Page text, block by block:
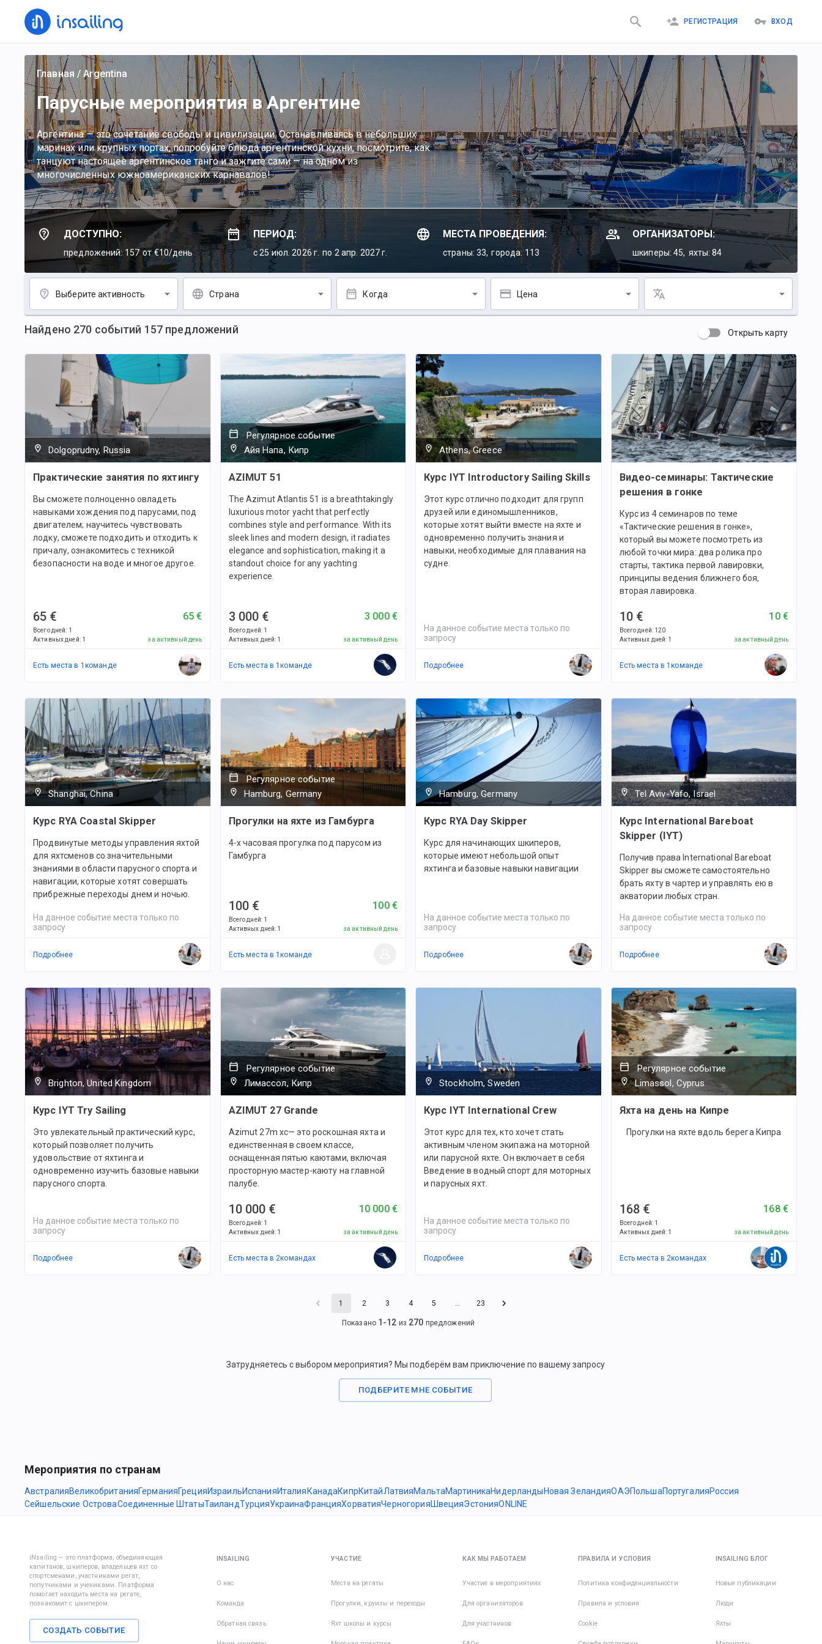
РЕГИСТРАЦИЯ ВХОД
Главная/Argentina
Парусные мероприятия в Аргентине
Аргентина — это сочетание свободы и цивилизации. Останавливаясь в небольших
маринах или крупных портах, попробуйте блюда аргентинской кухни, посмотрите, как
танцуют настоящее аргентинское танго и зажгите сами — на одном из
многочисленных южноамериканских карнавалов!
ДОСТУПНО:
предложений: 157 от €10/день
ПЕРИОД:
c 25 июл. 2026 г. по 2 апр. 2027 г.
МЕСТА ПРОВЕДЕНИЯ:
страны: 33, города: 113
ОРГАНИЗАТОРЫ:
шкиперы: 45, яхты: 84
Выберите активность Страна Когда Цена
Найдено 270 событий 157 предложений Открыть карту
Dolgoprudny, Russia
Практические занятия по яхтингу
Вы сможете полноценно овладеть
навыками хождения под парусами, под
двигателем; научитесь чувствовать
лодку, сможете подходить и отходить к
причалу, ознакомитесь с техникой
безопасности на воде и многое другое.
65 €
Всего дней: 1
Активных дней: 1
65 €
за активный день
Есть места в 1 командe
Регулярное событие
Айя Напа, Кипр
AZIMUT 51
The Azimut Atlantis 51 is a breathtakingly
luxurious motor yacht that perfectly
combines style and performance. With its
sleek lines and modern design, it radiates
elegance and sophistication, making it a
standout choice for any yachting
experience.
3 000 €
Всего дней: 1
Активных дней: 1
3 000 €
за активный день
Есть места в 1командe
Athens, Greece
Курс IYT Introductory Sailing Skills
Этот курс отлично подходит для групп
друзей или единомышленников,
которые хотят выйти вместе на яхте и
одновременно получить знания и
навыки, необходимые для плавания на
судне.
На данное событие места только по
запросу
Подробнее
Видео-семинары: Тактические
решения в гонке
Курс из 4 семинаров по теме
«Тактические решения в гонке»,
который вы можете посмотреть из
любой точки мира: два ролика про
старты, тактика первой лавировки,
принципы ведения ближнего боя,
вторая лавировка.
10 €
Всего дней: 120
Активных дней: 1
10 €
за активный день
Есть места в 1командe
Shanghai, China
Курс RYA Coastal Skipper
Продвинутые методы управления яхтой
для яхтсменов со значительными
знаниями в области парусного спорта и
навигации, которые хотят совершать
прибрежные переходы днем и ночью.
На данное событие места только по
запросу
Подробнее
Регулярное событие
Hamburg, Germany
Прогулки на яхте из Гамбурга
4-х часовая прогулка под парусом из
Гамбурга
100 €
Всего дней: 1
Активных дней: 1
100 €
за активный день
Есть места в 1командe
Hamburg, Germany
Курс RYA Day Skipper
Курс для начинающих шкиперов,
которые имеют небольшой опыт
яхтинга и базовые навыки навигации
На данное событие места только по
запросу
Подробнее
Tel Aviv-Yafo, Israel
Курс International Bareboat
Skipper (IYT)
Получив права International Bareboat
Skipper вы сможете самостоятельно
брать яхту в чартер и управлять ею в
акватории любых стран.
На данное событие места только по
запросу
Подробнее
Brighton, United Kingdom
Курс IYT Try Sailing
Это увлекательный практический курс,
который позволяет получить
удовольствие от яхтинга и
одновременно изучить базовые навыки
парусного спорта.
На данное событие места только по
запросу
Подробнее
Регулярное событие
Лимассол, Кипр
AZIMUT 27 Grande
Azimut 27m xc— это роскошная яхта и
единственная в своем классе,
оснащенная пятью каютами, включая
просторную мастер-каюту на главной
палубе.
10 000 €
Всего дней: 1
Активных дней: 1
10 000 €
за активный день
Есть места в 2командах
Stockholm, Sweden
Курс IYT International Crew
Этот курс для тех, кто хочет стать
активным членом экипажа на моторной
или парусной яхте. Он включает в себя
Введение в водный спорт для моторных
и парусных яхт.
На данное событие места только по
запросу
Подробнее
Регулярное событие
Limassol, Cyprus
Яхта на день на Кипре
Прогулки на яхте вдоль берега Кипра
168 €
Всего дней: 1
Активных дней: 1
168 €
за активный день
Есть места в 2командах
1 2 3 4 5 23
Показано 1 -12 из 270 предложений
Затрудняетесь с выбором мероприятия? Мы подберём вам приключение по вашему запросу
ПОДБЕРИТЕ МНЕ СОБЫТИЕ
Мероприятия по странам
АвстралияВеликобританияГерманияГрецияИзраильИспанияИталия КанадаКипрКитайЛатвияМальтаМартиникаНидерланды Новая ЗеландияОАЭПольшаПортугалияРоссия
Сейшельские ОстроваСоединенные ШтатыТаиландТурцияУкраинаФранцияХорватияЧерногорияШвецияЭстонияONLINE
iNsailing – это платформа, объединяющая
капитанов, шкиперов, владельцев яхт со
спортсменами, участниками регат,
попутчиками и учениками. Платформа
помогает находить места на регате,
познакомит с шкипером.
СОЗДАТЬ СОБЫТИЕ
INSAILING
О нас
Команда
Обратная связь
УЧАСТИЕ
Места на регаты
Прогулки, круизы и переходы
Яхт школы и курсы
КАК МЫ РАБОТАЕМ
Участие в мероприятиях
Для организаторов
Для участников
ПРАВИЛА И УСЛОВИЯ
Политика конфиденциальности
Правила и условия
Cookie
INSAILING БЛОГ
Новые публикации
Люди
Яхты